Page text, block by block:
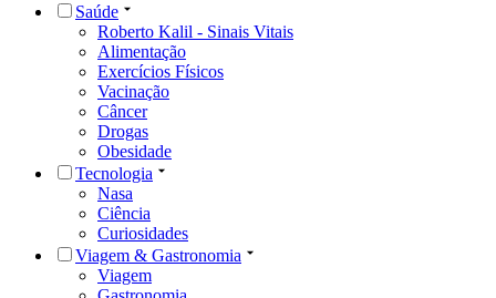
Saúde
Roberto Kalil - Sinais Vitais
Alimentação
Exercícios Físicos
Vacinação
Câncer
Drogas
Obesidade
Tecnologia
Nasa
Ciência
Curiosidades
Viagem & Gastronomia
Viagem